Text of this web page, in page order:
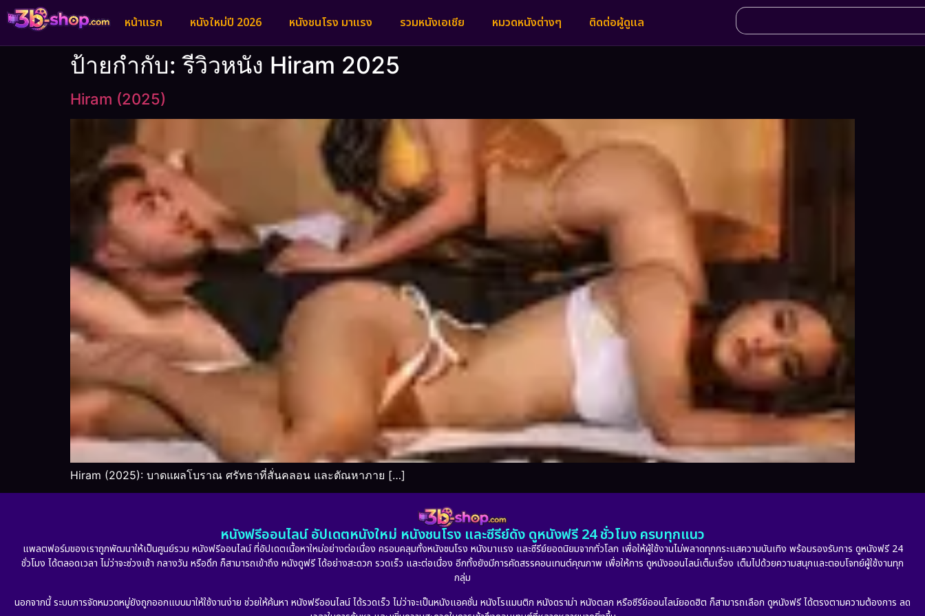
หน้าแรก หนังใหม่ปี 2026 หนังชนโรง มาแรง รวมหนังเอเชีย หมวดหนังต่างๆ ติดต่อผู้ดูแล
ป้ายกำกับ:รีวิวหนัง Hiram 2025
Hiram (2025)
Hiram (2025): บาดแผลโบราณ ศรัทธาที่สั่นคลอน และตัณหาภาย […]
หนังฟรีออนไลน์ อัปเดตหนังใหม่ หนังชนโรง และซีรีย์ดัง ดูหนังฟรี 24 ชั่วโมง ครบทุกแนว
แพลตฟอร์มของเราถูกพัฒนาให้เป็นศูนย์รวม หนังฟรีออนไลน์ ที่อัปเดตเนื้อหาใหม่อย่างต่อเนื่อง ครอบคลุมทั้งหนังชนโรง หนังมาแรง และซีรีย์ยอดนิยมจากทั่วโลก เพื่อให้ผู้ใช้งานไม่พลาดทุกกระแสความบันเทิง พร้อมรองรับการ ดูหนังฟรี 24
ชั่วโมง ได้ตลอดเวลา ไม่ว่าจะช่วงเช้า กลางวัน หรือดึก ก็สามารถเข้าถึง หนังดูฟรี ได้อย่างสะดวก รวดเร็ว และต่อเนื่อง อีกทั้งยังมีการคัดสรรคอนเทนต์คุณภาพ เพื่อให้การ ดูหนังออนไลน์เต็มเรื่อง เต็มไปด้วยความสนุกและตอบโจทย์ผู้ใช้งานทุก
กลุ่ม
นอกจากนี้ ระบบการจัดหมวดหมู่ยังถูกออกแบบมาให้ใช้งานง่าย ช่วยให้ค้นหา หนังฟรีออนไลน์ ได้รวดเร็ว ไม่ว่าจะเป็นหนังแอคชั่น หนังโรแมนติก หนังดราม่า หนังตลก หรือซีรีย์ออนไลน์ยอดฮิต ก็สามารถเลือก ดูหนังฟรี ได้ตรงตามความต้องการ ลด